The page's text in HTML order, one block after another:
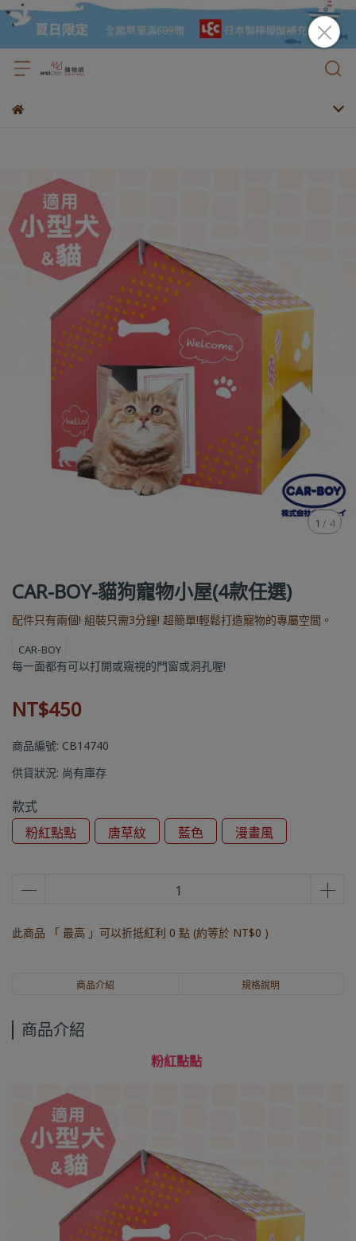
1 /4
CAR-BOY-貓狗寵物小屋(4款任選)
配件只有兩個! 組裝只需3分鐘! 超簡單!輕鬆打造寵物的專屬空間。
CAR-BOY
每一面都有可以打開或窺視的門窗或洞孔喔!
NT$450
商品編號: CB14740
供貨狀況: 尚有庫存
款式
粉紅點點
唐草紋 藍色 漫畫風
此商品 「 最高 」可以折抵紅利 0 點 (約等於 NT$0 )
商品介紹 規格說明
商品介紹
粉紅點點